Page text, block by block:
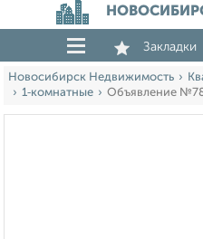
Закладки
Новосибирск Недвижимость
1‑комнатные
Объявление